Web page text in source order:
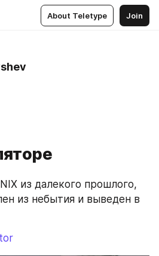
About Teletype Join
из далекого прошлого,
из небытия и выведен в